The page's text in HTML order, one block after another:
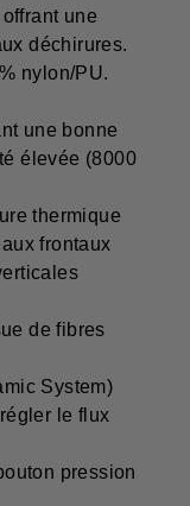
une
déchirures.
nylon/PU.
une bonne
élevée (8000
thermique
frontaux
de fibres
System)
le flux
pression